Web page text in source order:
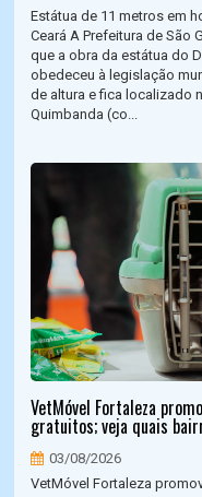
Estátua de 11 metros em
Ceará A Prefeitura de São
que a obra da estátua do
obedeceu à legislação
de altura e fica localizado
Quimbanda (co...
VetMóvel Fortaleza
gratuitos; veja quais
03/08/2026
VetMóvel Fortaleza